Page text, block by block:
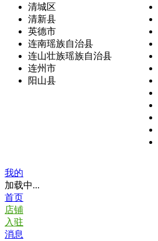
清城区
清新县
英德市
连南瑶族自治县
连山壮族瑶族自治县
连州市
阳山县
我的
加载中...
首页
店铺
入驻
消息